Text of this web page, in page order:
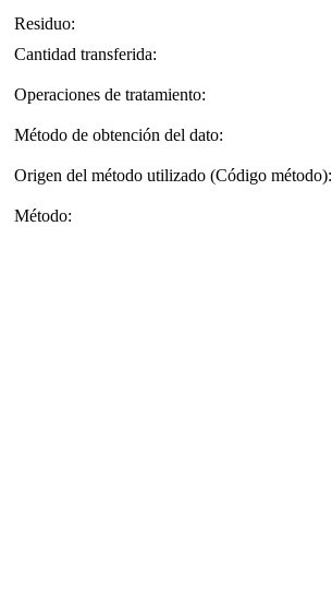
Residuo:
Cantidad transferida:
Operaciones de tratamiento:
Método de obtención del dato:
Origen del método utilizado (Código método):
Método: